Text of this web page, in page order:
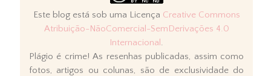
Este blog está sob uma Licença Creative Commons
Atribuição-NãoComercial-SemDerivações 4.0
Internacional .
Plágio é crime! As resenhas publicadas, assim como
fotos, artigos ou colunas, são de exclusividade do